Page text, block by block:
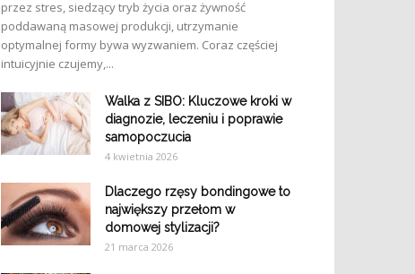
przez stres, siedzący tryb życia oraz żywność
poddawaną masowej produkcji, utrzymanie
optymalnej formy bywa wyzwaniem. Coraz częściej
intuicyjnie czujemy,...
Walka z SIBO: Kluczowe kroki w
diagnozie, leczeniu i poprawie
samopoczucia
4 kwietnia 2026
Dlaczego rzęsy bondingowe to
największy przełom w
domowej stylizacji?
21 marca 2026